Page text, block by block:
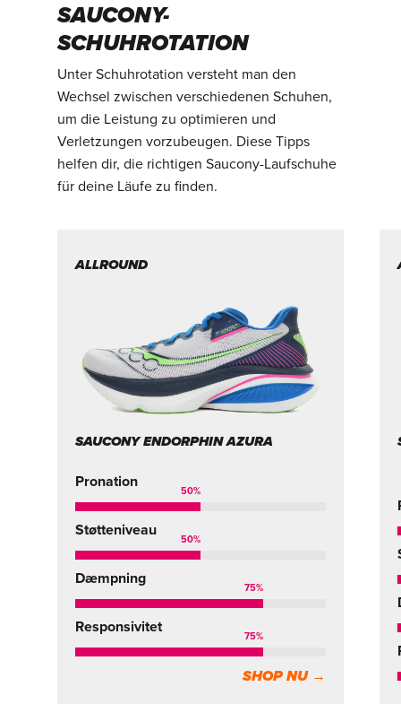
SAUCONY-
SCHUHROTATION
Unter Schuhrotation versteht man den
Wechsel zwischen verschiedenen Schuhen,
um die Leistung zu optimieren und
Verletzungen vorzubeugen. Diese Tipps
helfen dir, die richtigen Saucony-Laufschuhe
für deine Läufe zu finden.
ALLROUND
SAUCONY ENDORPHIN AZURA
Pronation
50%
Støtteniveau
50%
Dæmpning
75%
Responsivitet
75%
SHOP NU →